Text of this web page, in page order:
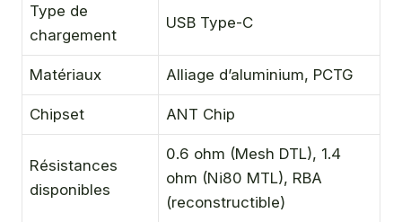
Type de
chargement
USB Type-C
Matériaux Alliage d’aluminium, PCTG
Chipset ANT Chip
Résistances
disponibles
0.6 ohm (Mesh DTL), 1.4
ohm (Ni80 MTL), RBA
(reconstructible)